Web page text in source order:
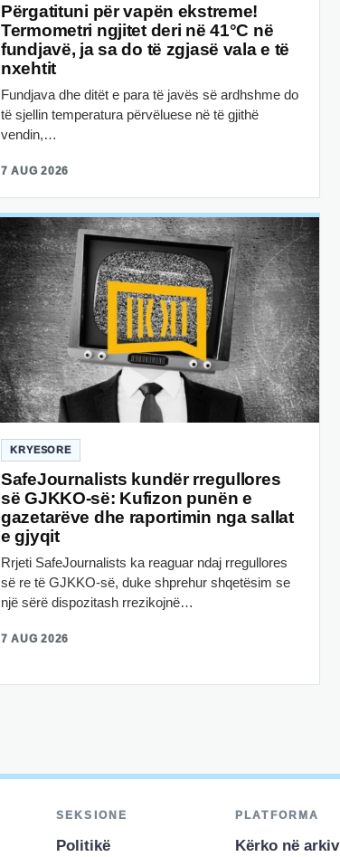
Përgatituni për vapën ekstreme!
Termometri ngjitet deri në 41°C në
fundjavë, ja sa do të zgjasë vala e të
nxehtit
Fundjava dhe ditët e para të javës së ardhshme do
të sjellin temperatura përvëluese në të gjithë
vendin,…
7 AUG 2026
KRYESORE
SafeJournalists kundër rregullores
së GJKKO-së: Kufizon punën e
gazetarëve dhe raportimin nga sallat
e gjyqit
Rrjeti SafeJournalists ka reaguar ndaj rregullores
së re të GJKKO-së, duke shprehur shqetësim se
një sërë dispozitash rrezikojnë…
7 AUG 2026
SEKSIONE
Politikë
PLATFORMA
Kërko në arkiv